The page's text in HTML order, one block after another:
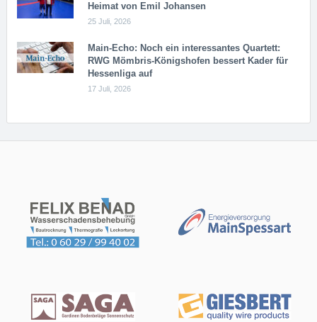
Heimat von Emil Johansen
25 Juli, 2026
Main-Echo: Noch ein in­ter­es­san­tes Quar­tett:
RWG Möm­b­ris-Kö­n­igs­ho­fen bessert Kader für
Hessenliga auf
17 Juli, 2026